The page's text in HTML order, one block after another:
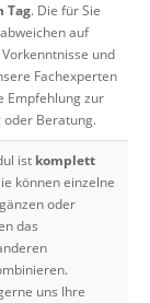
Tag. Die für Sie
auf
und
Fachexperten
Empfehlung zur
oder Beratung.
ist komplett
können einzelne
oder
das
uns Ihre